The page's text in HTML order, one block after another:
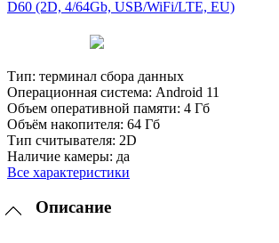
Тип: терминал сбора данных
Операционная система: Android 11
Объем оперативной памяти: 4 Гб
Объём накопителя: 64 Гб
Тип считывателя: 2D
Наличие камеры: да
Все характеристики
Описание